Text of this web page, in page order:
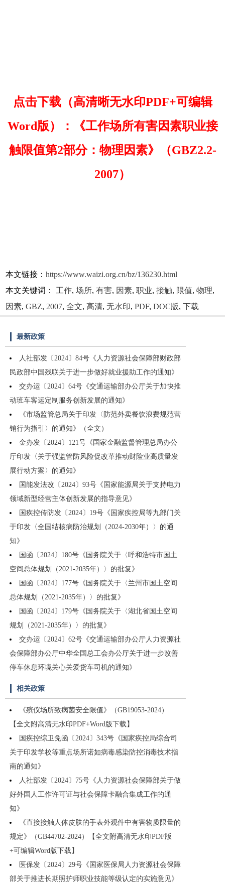
点击下载（高清晰无水印PDF+可编辑
Word版）：《工作场所有害因素职业接
触限值第2部分：物理因素》（GBZ2.2-
2007）
本文链接：https://www.waizi.org.cn/bz/136230.html
本文关键词： 工作,场所,有害, 因素,职业,接触, 限值,物理,
因素,GBZ, 2007,全文,高清,无水印,PDF,DOC版,下载
最新政策
人社部发〔2024〕84号《人力资源社会保障部财政部
民政部中国残联关于进一步做好就业援助工作的通知》
交办运〔2024〕64号《交通运输部办公厅关于加快推
动班车客运定制服务创新发展的通知》
《市场监管总局关于印发〈防范外卖餐饮浪费规范营
销行为指引〉的通知》（全文）
金办发〔2024〕121号《国家金融监督管理总局办公
厅印发〈关于强监管防风险促改革推动财险业高质量发
展行动方案〉的通知》
国能发法改〔2024〕93号《国家能源局关于支持电力
领域新型经营主体创新发展的指导意见》
国疾控传防发〔2024〕19号《国家疾控局等九部门关
于印发〈全国结核病防治规划（2024-2030年）〉的通
知》
国函〔2024〕180号《国务院关于〈呼和浩特市国土
空间总体规划（2021-2035年）〉的批复》
国函〔2024〕177号《国务院关于〈兰州市国土空间
总体规划（2021-2035年）〉的批复》
国函〔2024〕179号《国务院关于〈湖北省国土空间
规划（2021-2035年）〉的批复》
交办运〔2024〕62号《交通运输部办公厅人力资源社
会保障部办公厅中华全国总工会办公厅关于进一步改善
停车休息环境关心关爱货车司机的通知》
相关政策
《殡仪场所致病菌安全限值》（GB19053-2024）
【全文附高清无水印PDF+Word版下载】
国疾控综卫免函〔2024〕343号《国家疾控局综合司
关于印发学校等重点场所诺如病毒感染防控消毒技术指
南的通知》
人社部发〔2024〕75号《人力资源社会保障部关于做
好外国人工作许可证与社会保障卡融合集成工作的通
知》
《直接接触人体皮肤的手表外观件中有害物质限量的
规定》（GB44702-2024）【全文附高清无水印PDF版
+可编辑Word版下载】
医保发〔2024〕29号《国家医保局人力资源社会保障
部关于推进长期照护师职业技能等级认定的实施意见》